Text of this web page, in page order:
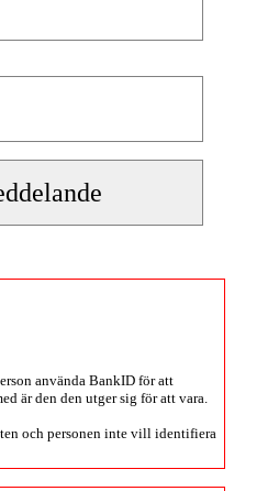
använda BankID för att
är den den utger sig för att vara.
och personen inte vill identifiera